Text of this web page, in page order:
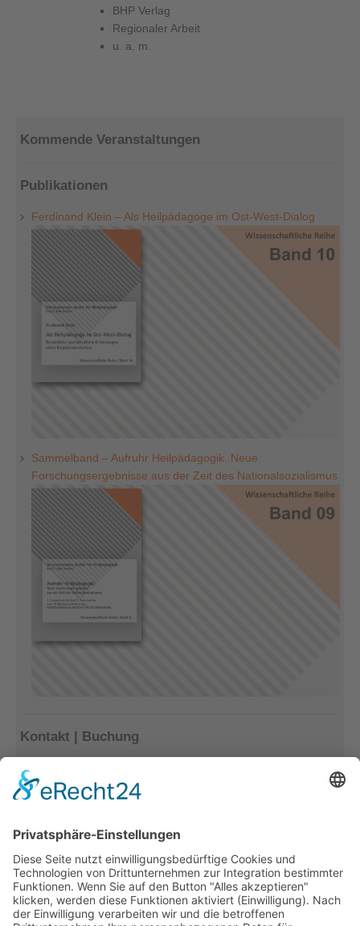
BHP Verlag
Regionaler Arbeit
u. a. m.
Kommende Veranstaltungen
Publikationen
Ferdinand Klein – Als Heilpädagoge im Ost-West-Dialog
Sammelband – Aufruhr Heilpädagogik. Neue
Forschungsergebnisse aus der Zeit des Nationalsozialismus
Kontakt | Buchung
Tel.: 033477–548940
info@archiv-heilpaedagogik.de
Kommende Veranstaltungen